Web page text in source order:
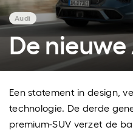
De
Een statement in design,
technologie. De derde
premium-SUV verzet de
Audi